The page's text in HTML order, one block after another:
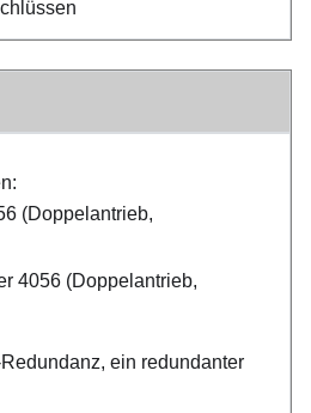
(Doppelantrieb,
4056 (Doppelantrieb,
ein redundanter